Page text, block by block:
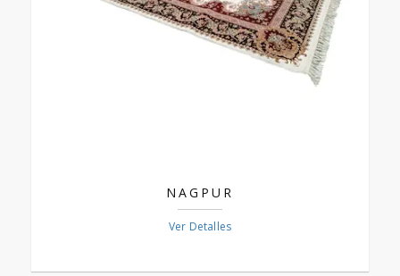
NAGPUR
Ver Detalles